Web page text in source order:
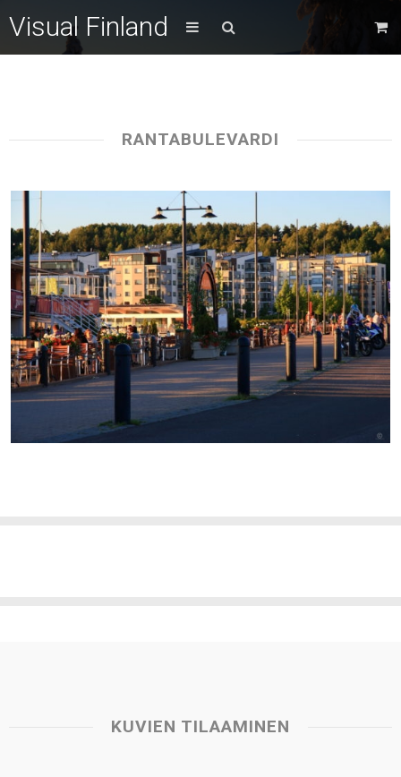
Visual Finland
RANTABULEVARDI
KUVIEN TILAAMINEN